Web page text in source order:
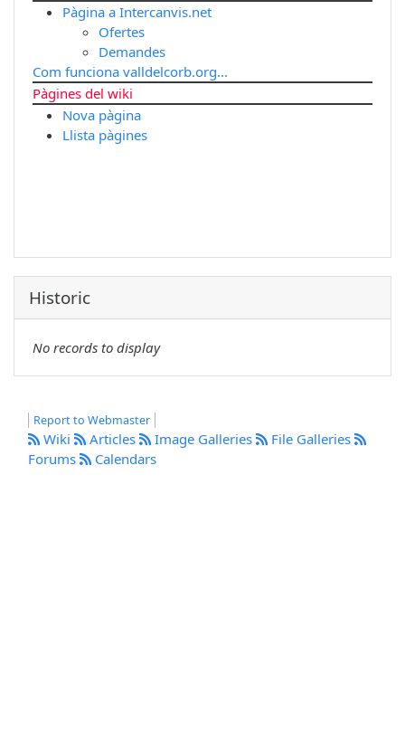
Pàgina a Intercanvis.net
Ofertes
Demandes
Com funciona valldelcorb.org...
Pàgines del wiki
Nova pàgina
Llista pàgines
Historic
No records to display
Report to Webmaster
Wiki Articles Image Galleries
File Galleries
Forums
Calendars